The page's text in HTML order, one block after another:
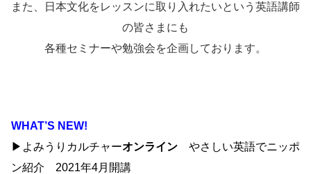
また、日本文化をレッスンに取り入れたいという英語講師
の皆さまにも
各種セミナーや勉強会を企画しております。
WHAT’S NEW!
▶よみうりカルチャーオンライン やさしい英語でニッポ
ン紹介 2021年4月開講